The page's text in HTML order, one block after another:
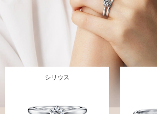
シリウス